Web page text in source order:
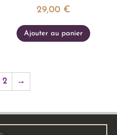
29,00 €
Ajouter au panier
2 →